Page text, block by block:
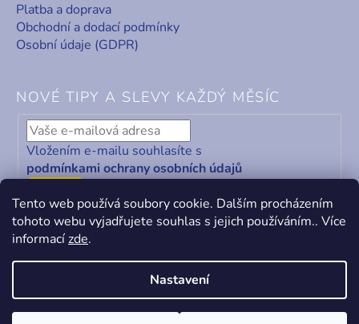
Tento web používá soubory cookie. Dalším procházením
tohoto webu vyjadřujete souhlas s jejich používáním.. Více
informacízde.
Nastavení
Platba a doprava
Obchodní a dodací podmínky
Osobní údaje (GDPR)
NOVÉ TIPY A SLEVY KAŽDÝ MĚSÍC
Vložením e-mailu souhlasíte s
podmínkami ochrany osobních údajů
ODEBÍRAT
Vytvořil Shoptet&PekneWeby